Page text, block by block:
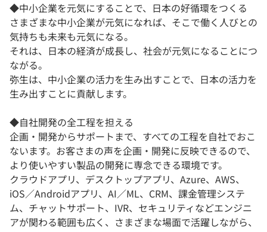
◆中小企業を元気にすることで、日本の好循環をつくる
さまざまな中小企業が元気になれば、そこで働く人びとの
気持ちも未来も元気になる。
それは、日本の経済が成長し、社会が元気になることにつ
ながる。
弥生は、中小企業の活力を生み出すことで、日本の活力を
生み出すことに貢献します。
◆自社開発の全工程を担える
企画・開発からサポートまで、すべての工程を自社でおこ
ないます。お客さまの声を企画・開発に反映できるので、
より使いやすい製品の開発に専念できる環境です。
クラウドアプリ、デスクトップアプリ、Azure、AWS、
iOS／Androidアプリ、AI／ML、CRM、課金管理システ
ム、チャットサポート、IVR、セキュリティなどエンジニ
アが関わる範囲も広く、さまざまな場面で活躍しながら、